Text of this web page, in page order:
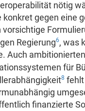
nötig
konkret gegen eine
vorsichtige
Regierung6, was
Auch
für
8 fehlt
finanzierte